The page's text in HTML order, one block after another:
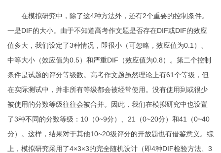
在模拟研究中，除了这4种方法外，还有2个重要的控制条件。
一是DIF的大小。由于不知道高考作文题是否存在DIF或DIF的效应
值多大，我们设定了3种情况，即很小（可忽略，效应值为0.1 ）、
中等大小（效应值为0.5）和严重DIF （效应值为0.8）。第二个控制
条件是试题的评分等级数。高考作文题虽然理论上有61个等级，但
在实际测试中，并非所有等级都会被经常使用。没有使用到或很少
被使用的分数等级往往会被合并。因此，我们在模拟研究中也设置
了3种不同的分数等级： 10 （0~9分）、 21 （0~20分）和41 （0~40
分）。这样，结果对于其他10~20级评分的开放题也有借鉴意义。综
上，模拟研究采用了4×3×3的完全随机设计（即4种DIF检验方法、 3